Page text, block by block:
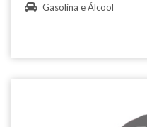
Gasolina e Álcool